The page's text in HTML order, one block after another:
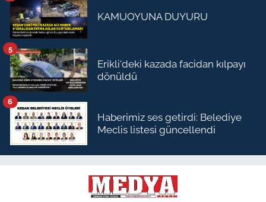
KAMUOYUNA DUYURU
Erikli'deki kazada facidan kılpayı
dönüldü
5
Haberimiz ses getirdi: Belediye
Meclis listesi güncellendi
6